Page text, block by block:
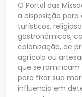
O Portal das
a disposição
turísticos,
gastronômicos,
colonização, de
agrícola ou
que se ramificam
para fixar sua
influencia em